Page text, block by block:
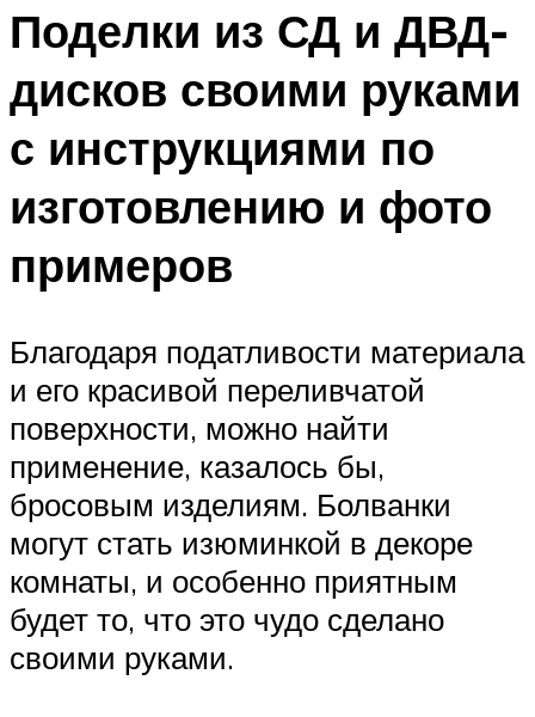
Поделки из СД и ДВД-
дисков своими руками
с инструкциями по
изготовлению и фото
примеров
Благодаря податливости материала
и его красивой переливчатой
поверхности, можно найти
применение, казалось бы,
бросовым изделиям. Болванки
могут стать изюминкой в декоре
комнаты, и особенно приятным
будет то, что это чудо сделано
своими руками.